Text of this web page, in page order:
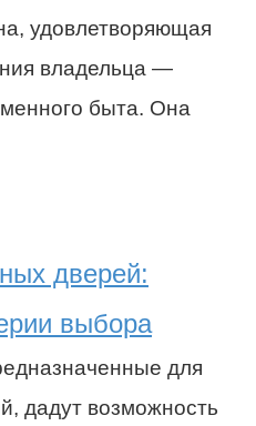
удовлетворяющая
владельца —
быта. Она
дверей:
выбора
для
дадут возможность